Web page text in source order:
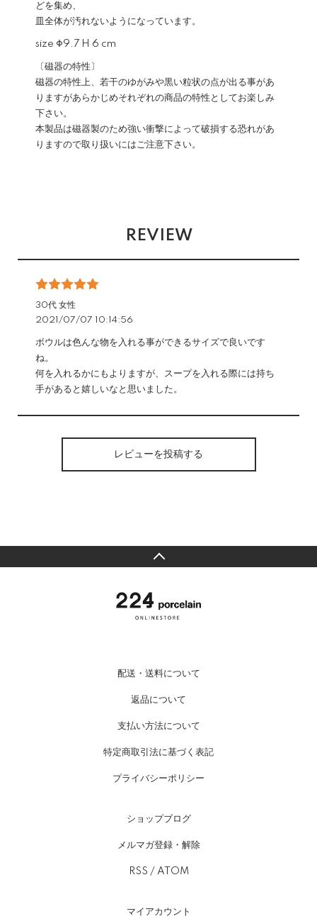
どを集め、
皿全体が汚れないようになっています。
size Φ9.7 H 6 cm
〔磁器の特性〕
磁器の特性上、若干のゆがみや黒い粒状の点が出る事があ
りますがあらかじめそれぞれの商品の特性としてお楽しみ
下さい。
本製品は磁器製のため強い衝撃によって破損する恐れがあ
りますので取り扱いにはご注意下さい。
REVIEW
30代 女性
2021/07/07 10:14:56
ボウルは色んな物を入れる事ができるサイズで良いです
ね。
何を入れるかにもよりますが、スープを入れる際には持ち
手があると嬉しいなと思いました。
レビューを投稿する
配送・送料について
返品について
支払い方法について
特定商取引法に基づく表記
プライバシーポリシー
ショップブログ
メルマガ登録・解除
RSS / ATOM
マイアカウント